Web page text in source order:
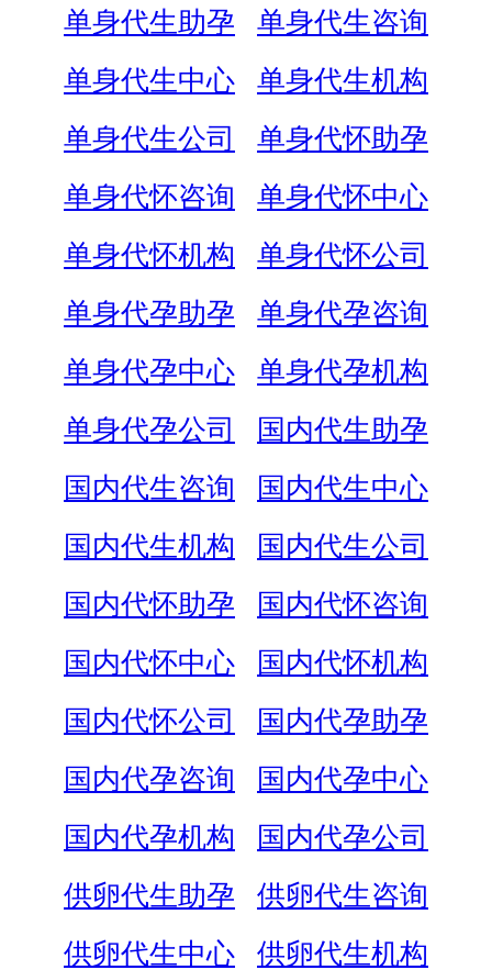
单身代生助孕
单身代生咨询
单身代生中心
单身代生机构
单身代生公司
单身代怀助孕
单身代怀咨询
单身代怀中心
单身代怀机构
单身代怀公司
单身代孕助孕
单身代孕咨询
单身代孕中心
单身代孕机构
单身代孕公司
国内代生助孕
国内代生咨询
国内代生中心
国内代生机构
国内代生公司
国内代怀助孕
国内代怀咨询
国内代怀中心
国内代怀机构
国内代怀公司
国内代孕助孕
国内代孕咨询
国内代孕中心
国内代孕机构
国内代孕公司
供卵代生助孕
供卵代生咨询
供卵代生中心
供卵代生机构